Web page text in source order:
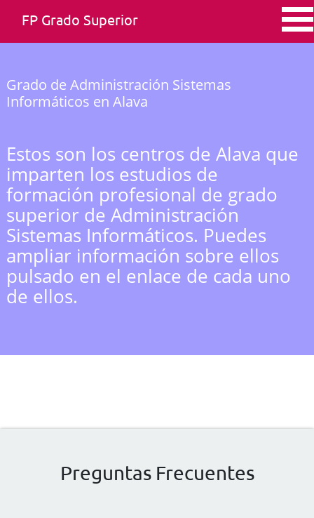
FP Grado Superior
Grado de Administración Sistemas
Informáticos en Alava
Estos son los centros de Alava que
imparten los estudios de
formación profesional de grado
superior de Administración
Sistemas Informáticos. Puedes
ampliar información sobre ellos
pulsado en el enlace de cada uno
de ellos.
Preguntas Frecuentes